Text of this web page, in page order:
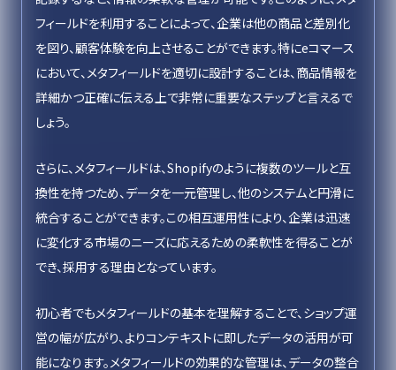
フィールドを利用することによって、企業は他の商品と差別化
を図り、顧客体験を向上させることができます。特にeコマース
において、メタフィールドを適切に設計することは、商品情報を
詳細かつ正確に伝える上で非常に重要なステップと言えるで
しょう。
さらに、メタフィールドは、Shopifyのように複数のツールと互
換性を持つため、データを一元管理し、他のシステムと円滑に
統合することができます。この相互運用性により、企業は迅速
に変化する市場のニーズに応えるための柔軟性を得ることが
でき、採用する理由となっています。
初心者でもメタフィールドの基本を理解することで、ショップ運
営の幅が広がり、よりコンテキストに即したデータの活用が可
能になります。メタフィールドの効果的な管理は、データの整合